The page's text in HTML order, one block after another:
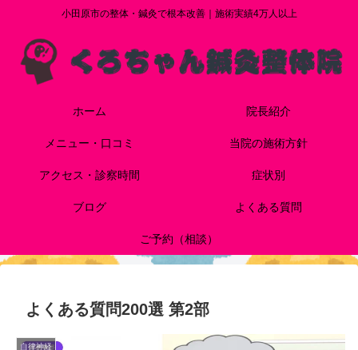
小田原市の整体・鍼灸で根本改善｜施術実績4万人以上
ホーム 院長紹介
メニュー・口コミ 当院の施術方針
アクセス・診察時間 症状別
ブログ よくある質問
ご予約（相談）
よくある質問200選 第2部
自律神経